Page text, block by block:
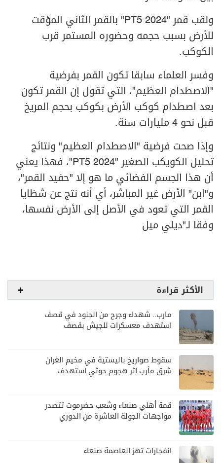
ولقب قمر "2024 PT5" بالقمر الثاني المؤقت
للأرض بسبب حجمه وحضوره المستمر قرب
الكوكب.
وفسر العلماء سابقا تكون القمر بفرضية
"الاصطدام العظيم"، التي تقول إن القمر تكون
بعد اصطدام كوكب الأرض بكوكب بحجم المريخ
قبل نحو 4 مليارات سنة.
وإذا صحت فرضية "الاصطدام العظيم" ونتائج
تحليل الكويكب الصغير "2024 PT5"، فهذا يعني
أن هذا الجسم الفضائي ما هو إلا "حفيد القمر"،
و"ابن" الأرض غير المباشر، أي أنه نتج عن شظايا
القمر التي تعود في الأصل إلى الأرض نفسها،
وفقا لـ"ديلي ميل
الأكثر قراءة
مارب.. شهداء وجرح من الجنود في قصف
استهدف معسكرات للجيش بقصف
سقوط صواريخ باليستية في مخيم الغران
شرق مأرب إثر هجوم حوثي استهدف
قمة أهلي صنعاء وشعب حضرموت تتصدر
مواجهات الجولة العاشرة من الدوري
انفجارات تهز العاصمة صنعاء